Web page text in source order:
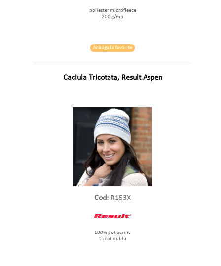
poliester microfleece
200 g/mp
Adauga la favorite
Caciula Tricotata, Result Aspen
Cod: R153X
100% poliacrilic
tricot dublu